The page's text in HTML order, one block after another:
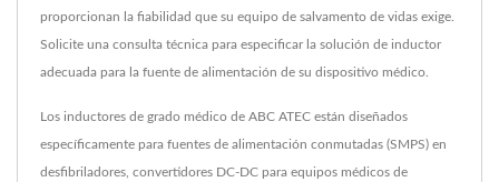
proporcionan la fiabilidad que su equipo de salvamento de vidas exige.
Solicite una consulta técnica para especificar la solución de inductor
adecuada para la fuente de alimentación de su dispositivo médico.
Los inductores de grado médico de ABC ATEC están diseñados
específicamente para fuentes de alimentación conmutadas (SMPS) en
desfibriladores, convertidores DC-DC para equipos médicos de